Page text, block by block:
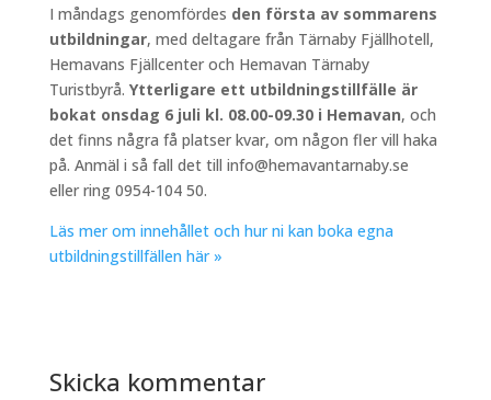
I måndags genomfördes den första av sommarens
utbildningar, med deltagare från Tärnaby Fjällhotell,
Hemavans Fjällcenter och Hemavan Tärnaby
Turistbyrå. Ytterligare ett utbildningstillfälle är
bokat onsdag 6 juli kl. 08.00-09.30 i Hemavan, och
det finns några få platser kvar, om någon fler vill haka
på. Anmäl i så fall det till info@hemavantarnaby.se
eller ring 0954-104 50.
Läs mer om innehållet och hur ni kan boka egna
utbildningstillfällen här »
Skicka kommentar